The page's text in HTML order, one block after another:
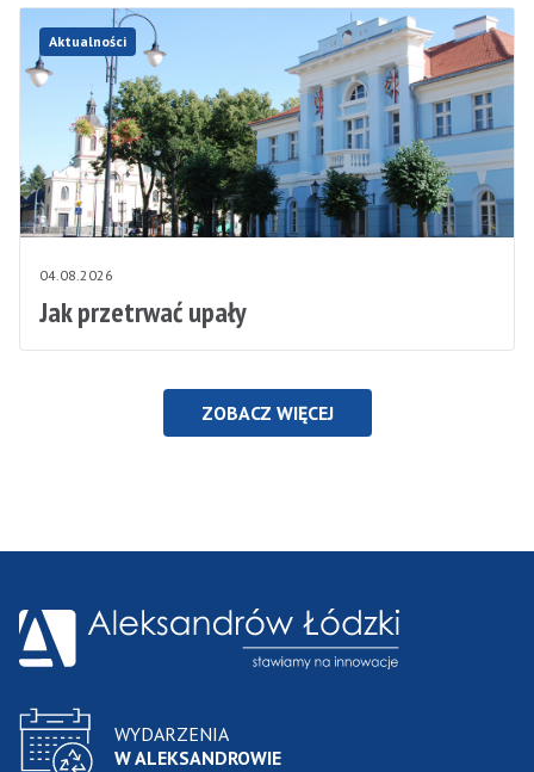
Aktualności
04.08.2026
Jak przetrwać upały
ZOBACZ WIĘCEJ
WYDARZENIA
W ALEKSANDROWIE